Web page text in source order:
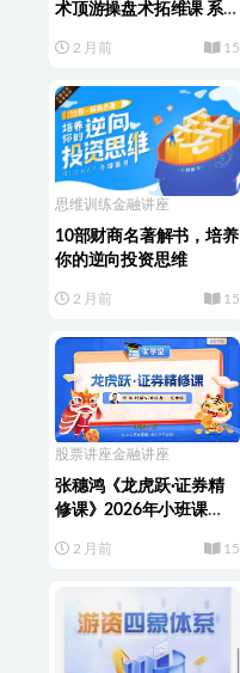
术顶游操盘术拓维课 系统
2 月前 15
思维训练金融讲座
10部财商名著解书，培养
你的逆向投资思维
2 月前 15
股票讲座金融讲座
张穗鸿《龙虎跃·证券精
修课》2026年小班课
2 月前 15